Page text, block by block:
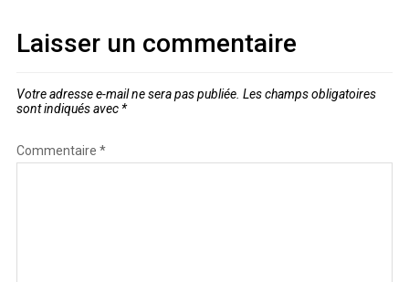
Laisser un commentaire
Votre adresse e-mail ne sera pas publiée. Les champs obligatoires
sont indiqués avec *
Commentaire *